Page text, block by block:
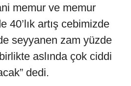
memur ve memur
40’lık artış cebimizde
seyyanen zam yüzde
aslında çok ciddi
dedi.